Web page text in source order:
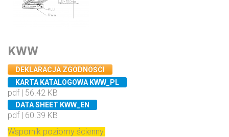
KWW
DEKLARACJA ZGODNOŚCI
KARTA KATALOGOWA KWW_PL
pdf | 56.42 KB
DATA SHEET KWW_EN
pdf | 60.39 KB
Wspornik poziomy ścienny.